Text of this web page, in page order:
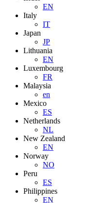
EN
Italy
IT
Japan
JP
Lithuania
EN
Luxembourg
FR
Malaysia
en
Mexico
ES
Netherlands
NL
New Zealand
EN
Norway
NO
Peru
ES
Philippines
EN